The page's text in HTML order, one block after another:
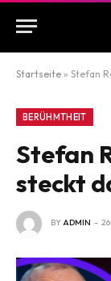
Startseite » Stefan
BERÜHMTHEIT
Stefan
steckt
BYADMIN